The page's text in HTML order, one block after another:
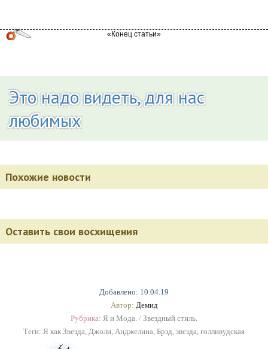
Добавлено: 10.04.19
Автор: Демид
Рубрика: Я и Мода. / Звездный стиль.
Теги: Я как Звезда, Джоли, Анджелина, Брэд, звезда, голливудская
Это надо видеть, для нас
любимых
Похожие новости
Оставить свои восхищения